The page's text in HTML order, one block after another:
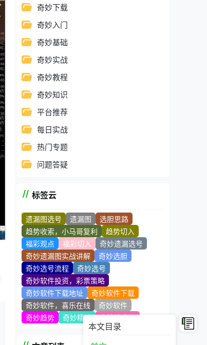
本文目录
奇妙下载
奇妙入门
奇妙基础
奇妙实战
奇妙教程
奇妙知识
平台推荐
每日实战
热门专题
问题答疑
标签云
遗漏图选号 遗漏图
选胆思路
趋势收索，小马哥复利
趋势切入
福彩观点
福彩切入
奇妙遗漏选号
奇妙遗漏图实战讲解
奇妙选胆
奇妙选号流程
奇妙选号
奇妙软件投资，彩票策略
奇妙软件下载地址
奇妙软件下载
奇妙软件，喜乐在线
奇妙软件
奇妙趋势
奇妙精髓 奇妙技术站